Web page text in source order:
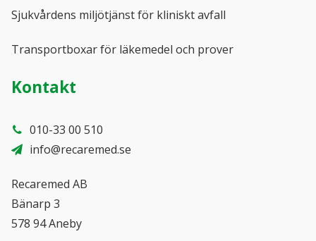
Sjukvårdens miljötjänst för kliniskt avfall
Transportboxar för läkemedel och prover
Kontakt
010-33 00 510
info@recaremed.se
Recaremed AB
Bänarp 3
578 94 Aneby